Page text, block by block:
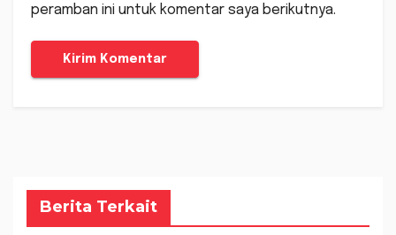
peramban ini untuk komentar saya berikutnya.
Berita Terkait